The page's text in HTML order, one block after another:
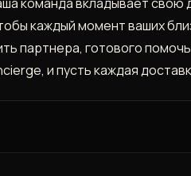
каждый момент ваших
партнера, готового
и пусть каждая